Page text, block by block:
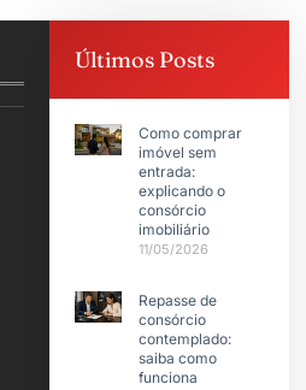
Últimos Posts
Como comprar
imóvel sem
entrada:
explicando o
consórcio
imobiliário
11/05/2026
Repasse de
consórcio
contemplado:
saiba como
funciona